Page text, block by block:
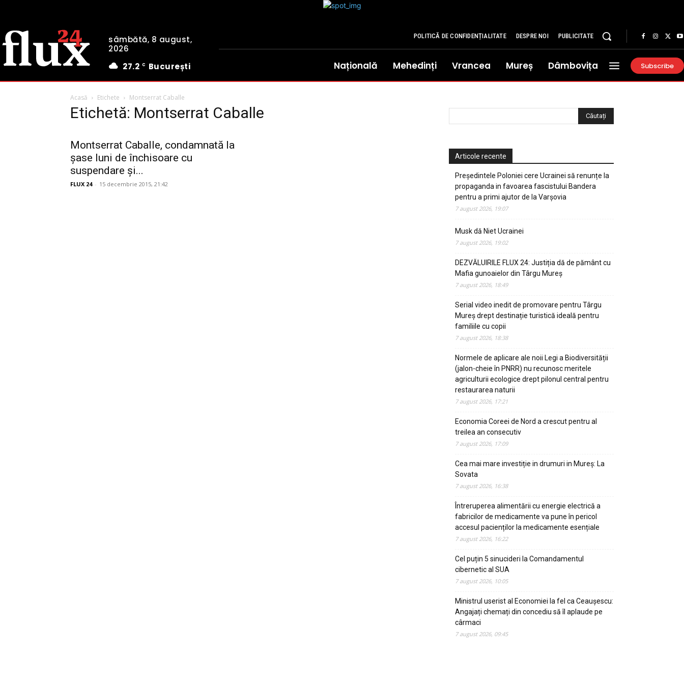
sâmbătă, 8 august,
2026
27.2 C București
POLITICĂ DE CONFIDENȚIALITATE DESPRE NOI PUBLICITATE
Națională Mehedinți Vrancea Mureș Dâmbovița Subscribe
Acasă Etichete Montserrat Caballe
Etichetă: Montserrat Caballe
Montserrat Caballe, condamnată la
șase luni de închisoare cu
suspendare și...
FLUX 24 - 15 decembrie 2015, 21:42
Articole recente
Președintele Poloniei cere Ucrainei să renunțe la
propaganda in favoarea fascistului Bandera
pentru a primi ajutor de la Varșovia
7 august 2026, 19:07
Musk dă Niet Ucrainei
7 august 2026, 19:02
DEZVĂLUIRILE FLUX 24: Justiția dă de pământ cu
Mafia gunoaielor din Târgu Mureș
7 august 2026, 18:49
Serial video inedit de promovare pentru Târgu
Mureș drept destinație turistică ideală pentru
familiile cu copii
7 august 2026, 18:38
Normele de aplicare ale noii Legi a Biodiversității
(jalon-cheie în PNRR) nu recunosc meritele
agriculturii ecologice drept pilonul central pentru
restaurarea naturii
7 august 2026, 17:21
Economia Coreei de Nord a crescut pentru al
treilea an consecutiv
7 august 2026, 17:09
Cea mai mare investiție in drumuri in Mureș: La
Sovata
7 august 2026, 16:38
Întreruperea alimentării cu energie electrică a
fabricilor de medicamente va pune în pericol
accesul pacienților la medicamente esențiale
7 august 2026, 16:22
Cel puțin 5 sinucideri la Comandamentul
cibernetic al SUA
7 august 2026, 10:05
Ministrul userist al Economiei la fel ca Ceaușescu:
Angajați chemați din concediu să îl aplaude pe
cârmaci
7 august 2026, 09:45